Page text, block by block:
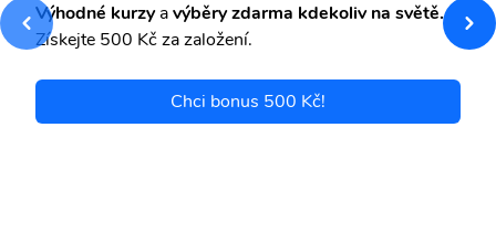
Výhodné kurzyavýběry zdarma kdekoliv na světě.
Získejte 500 Kč za založení.
Chci bonus 500 Kč!